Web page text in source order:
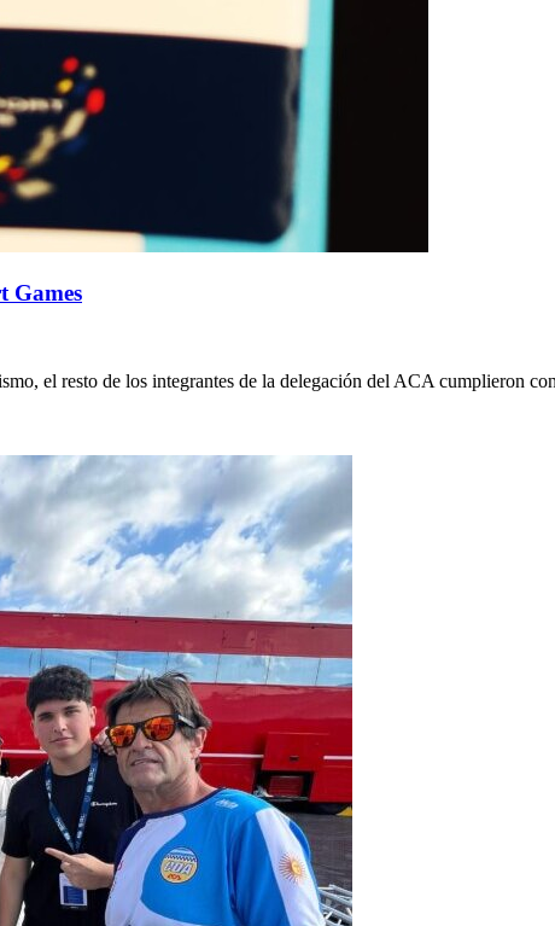
Games
el resto de los integrantes de la delegación del ACA cumplieron